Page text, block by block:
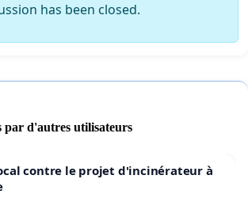
has been closed.
par d'autres utilisateurs
contre le projet d'incinérateur à